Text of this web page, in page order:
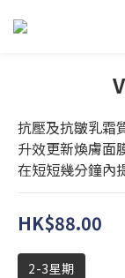
抗壓及抗皺乳霜
升效更新煥膚面
在短短幾分鐘內
HK$88.00
2-3星期